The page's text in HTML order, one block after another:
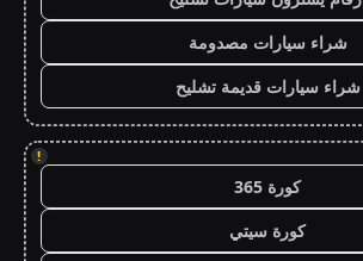
شراء سيارات مصدومة
شراء سيارات قديمة تشليح
!
كورة 365
كورة سيتي